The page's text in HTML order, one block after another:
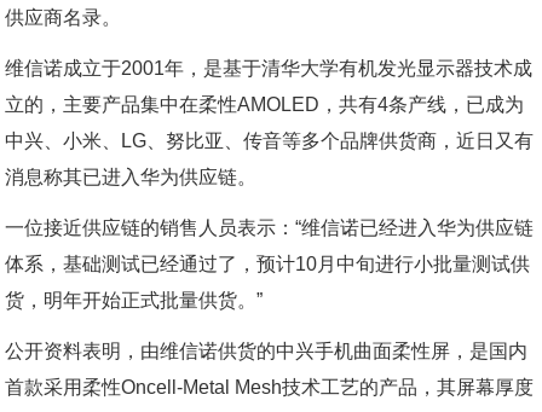
供应商名录。
维信诺成立于2001年，是基于清华大学有机发光显示器技术成
立的，主要产品集中在柔性AMOLED，共有4条产线，已成为
中兴、小米、LG、努比亚、传音等多个品牌供货商，近日又有
消息称其已进入华为供应链。
一位接近供应链的销售人员表示：“维信诺已经进入华为供应链
体系，基础测试已经通过了，预计10月中旬进行小批量测试供
货，明年开始正式批量供货。”
公开资料表明，由维信诺供货的中兴手机曲面柔性屏，是国内
首款采用柔性Oncell-Metal Mesh技术工艺的产品，其屏幕厚度